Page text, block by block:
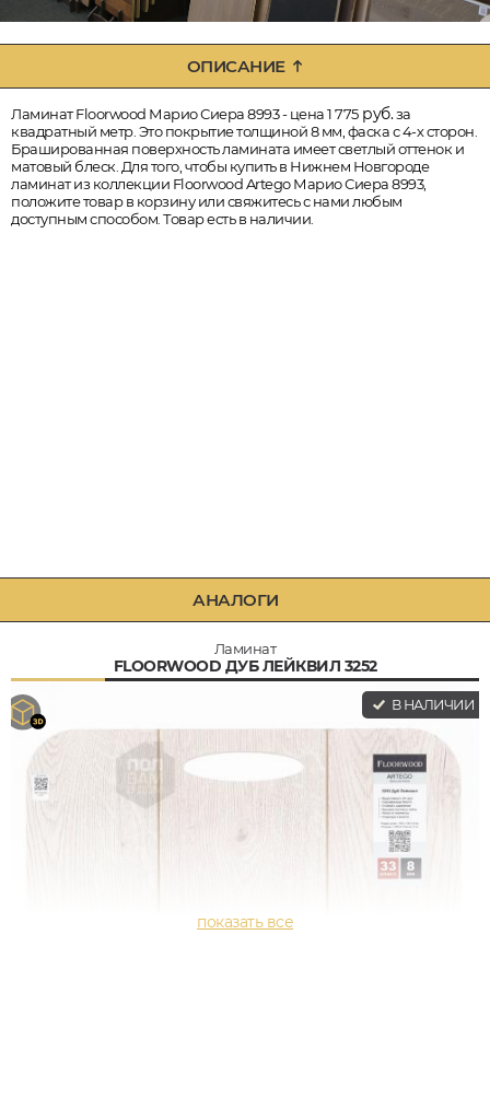
ОПИСАНИЕ
Ламинат Floorwood Марио Сиера 8993 - цена 1 775руб.за
квадратный метр. Это покрытие толщиной 8 мм, фаска с 4-х сторон.
Брашированная поверхность ламината имеет светлый оттенок и
матовый блеск. Для того, чтобы купить в Нижнем Новгороде
ламинат из коллекции Floorwood Artego Марио Сиера 8993,
положите товар в корзину или свяжитесь с нами любым
доступным способом. Товар есть в наличии.
АНАЛОГИ
Ламинат
FLOORWOOD ДУБ ЛЕЙКВИЛ 3252
В НАЛИЧИИ